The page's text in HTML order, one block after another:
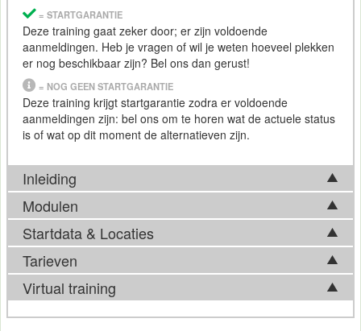
= STARTGARANTIE
Deze training gaat zeker door; er zijn voldoende
aanmeldingen. Heb je vragen of wil je weten hoeveel plekken
er nog beschikbaar zijn? Bel ons dan gerust!
= NOG GEEN STARTGARANTIE
Deze training krijgt startgarantie zodra er voldoende
aanmeldingen zijn: bel ons om te horen wat de actuele status
is of wat op dit moment de alternatieven zijn.
Inleiding
Tijdens de Cursus Matlab
Tijdens de Cursus Matlab leer je uitgebreid werken met
Matlab. Je leert alle mogelijkheden kennen. Zo gaan we in op
de routines op het gebied van de numerieke lineaire algebra,
het berekenen van integralen, het bepalen van numerieke
functies en het oplossen van differentiaal vergelijkingen. Ook
Modulen
Tijdens de Cursus Matlab komen de volgende onderwerpen
aan bod:
Introductie Matlab
Matlab gebruikersinterface
Invoeren van opdrachten en het creëren van variabelen
Startdata & Locaties
Kies uit 6 locatie(s) in Nederland. Ook beschikbaar in
Antwerpen.
Tarieven
Tarief
Virtual training
Wil je de door jou gewenste training lievervirtueel(online)